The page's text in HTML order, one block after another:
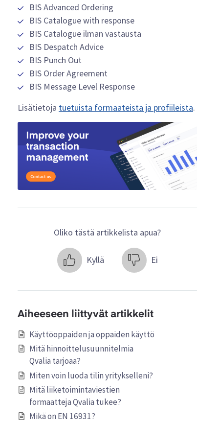
BIS Advanced Ordering
BIS Catalogue with response
BIS Catalogue ilman vastausta
BIS Despatch Advice
BIS Punch Out
BIS Order Agreement
BIS Message Level Response
Lisätietoja tuetuista formaateista ja profiileista.
Oliko tästä artikkelista apua?
Kyllä Ei
Aiheeseen liittyvät artikkelit
Käyttöoppaiden ja oppaiden käyttö
Mitä hinnoittelusuunnitelmia
Qvalia tarjoaa?
Miten voin luoda tilin yritykselleni?
Mitä liiketoimintaviestien
formaatteja Qvalia tukee?
Mikä on EN 16931?